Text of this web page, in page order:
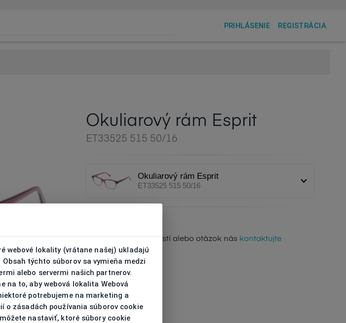
PRIHLÁSENIE REGISTRÁCIA
Okuliarový rám Esprit
ET33525 515 50/16
Okuliarový rám Esprit
ET33525 515 50/16
V prípade nejasností alebo otázok nás kontaktujte
webové lokality (vrátane našej) ukladajú
týchto súborov sa vymieňa medzi
alebo servermi našich partnerov.
na to, aby webová lokalita Webová
potrebujeme na marketing a
zásadách používania súborov cookie
nastaviť, ktoré súbory cookie